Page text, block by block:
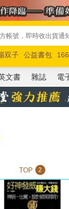
双子 公益書包
新作 馬斯克 玩具
文書 雜誌 電
TOP 2